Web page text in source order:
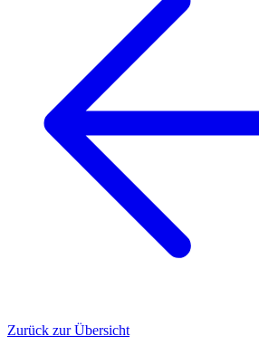
Zurück zur Übersicht